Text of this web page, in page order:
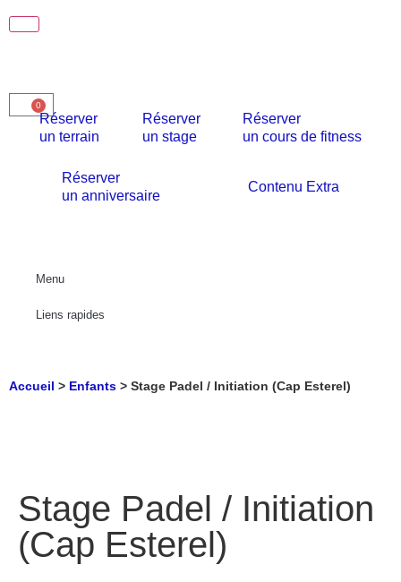
Réserver
un terrain
Réserver
un stage
Réserver
un cours de fitness
Réserver
un anniversaire
Contenu Extra
0
Menu
Liens rapides
Accueil > Enfants > Stage Padel / Initiation (Cap Esterel)
Stage Padel / Initiation
(Cap Esterel)